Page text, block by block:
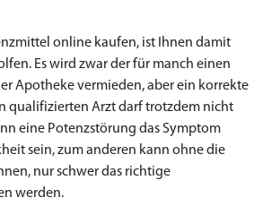
online kaufen, ist Ihnen damit
Es wird zwar der für manch einen
Apotheke vermieden, aber ein korrekte
qualifizierten Arzt darf trotzdem nicht
eine Potenzstörung das Symptom
sein, zum anderen kann ohne die
nur schwer das richtige
werden.